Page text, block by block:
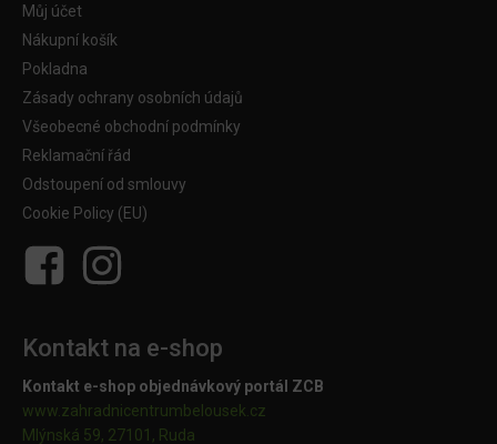
Můj účet
Nákupní košík
Pokladna
Zásady ochrany osobních údajů
Všeobecné obchodní podmínky
Reklamační řád
Odstoupení od smlouvy
Cookie Policy (EU)
Kontakt na e-shop
Kontakt e-shop objednávkový portál ZCB
www.zahradnicentrumbelousek.cz
Mlýnská 59, 27101, Ruda